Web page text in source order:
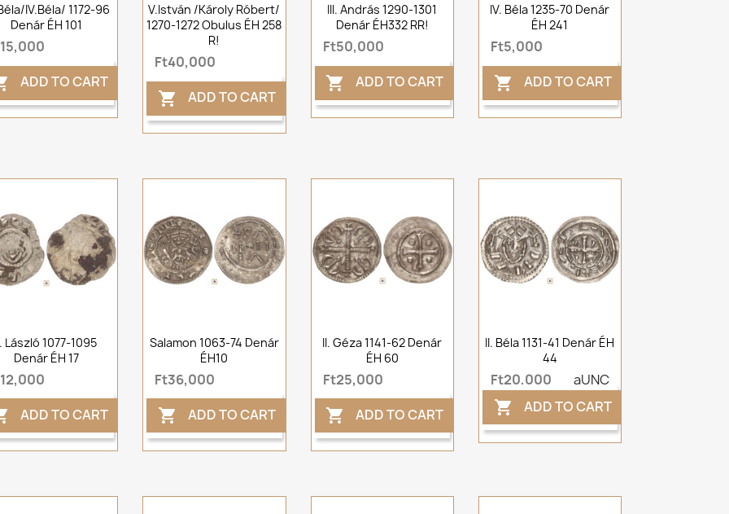
IV.Béla/ 1172-96
Denár ÉH 101
ADD TO CART
V.István /Károly Róbert/
1270-1272 Obulus ÉH 258
R!
Ft40,000
 ADD TO CART
III. András 1290-1301
Denár ÉH332 RR!
Ft50,000
 ADD TO CART
IV. Béla 1235-70 Denár
ÉH 241
Ft5,000
 ADD TO CART
László 1077-1095
Denár ÉH 17
ADD TO CART
Salamon 1063-74 Denár
ÉH10
Ft36,000
 ADD TO CART
II. Géza 1141-62 Denár
ÉH 60
Ft25,000
 ADD TO CART
II. Béla 1131-41 Denár ÉH
44
Ft20,000 aUNC
 ADD TO CART